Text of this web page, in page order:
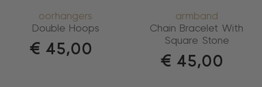
oorhangers
Double Hoops
€ 45,00
armband
Chain Bracelet With
Square Stone
€ 45,00